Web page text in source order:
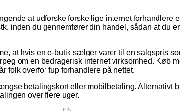
at udforske forskellige internet forhandlere
inden du gennemfører din handel, sådan at du
at hvis en e-butik sælger varer til en salgspris
om en bedragerisk internet virksomhed. Køb
folk overfor fup forhandlere på nettet.
betalingskort eller mobilbetaling. Alternativt
over flere uger.